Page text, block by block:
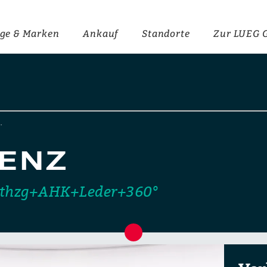
& Marken Ankauf Standorte Zur LUEG